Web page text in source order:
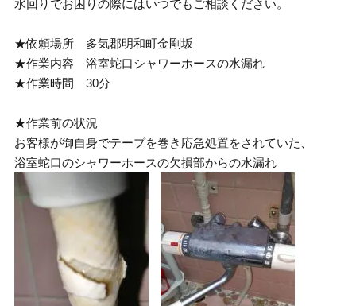
水回りでお困りの際にはいつでもご相談ください。
★依頼場所 多気郡明和町金剛坂
★作業内容 浴室蛇口シャワーホースの水漏れ
★作業時間 30分
★作業前の状況
お客様が御自身でテープを巻き応急処置をされていた、
浴室蛇口のシャワーホースの欠損部からの水漏れ